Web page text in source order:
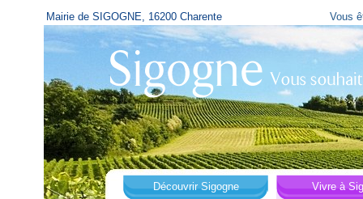
Mairie de SIGOGNE, 16200 Charente Vous
Découvrir Sigogne
Vivre à